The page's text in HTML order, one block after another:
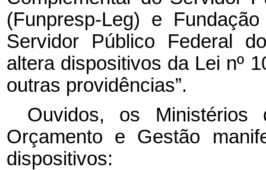
(Funpresp-Leg) e
Servidor Público Federal
altera dispositivos da Lei nº
outras providências”.
Ouvidos, os Ministérios
Orçamento e Gestão
dispositivos: